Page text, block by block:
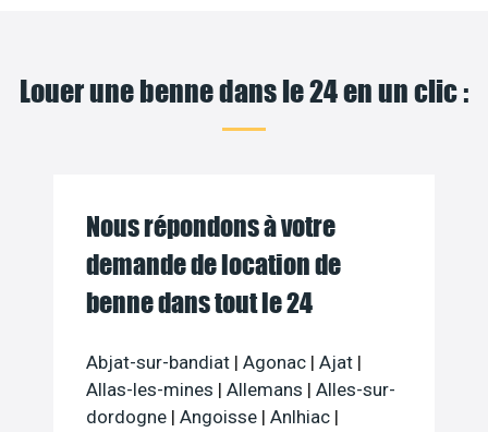
Louer une benne dans le 24 en un clic :
Nous répondons à votre
demande de location de
benne dans tout le 24
Abjat-sur-bandiat | Agonac | Ajat |
Allas-les-mines | Allemans | Alles-sur-
dordogne | Angoisse | Anlhiac |